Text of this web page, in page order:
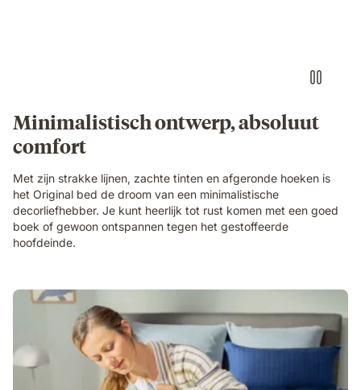
Minimalistisch ontwerp, absoluut
comfort
Met zijn strakke lijnen, zachte tinten en afgeronde hoeken is
het Original bed de droom van een minimalistische
decorliefhebber. Je kunt heerlijk tot rust komen met een goed
boek of gewoon ontspannen tegen het gestoffeerde
hoofdeinde.